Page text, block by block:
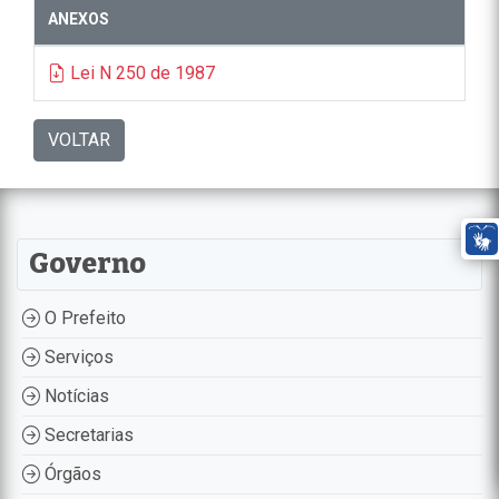
ANEXOS
Lei N 250 de 1987
VOLTAR
Governo
O Prefeito
Serviços
Notícias
Secretarias
Órgãos